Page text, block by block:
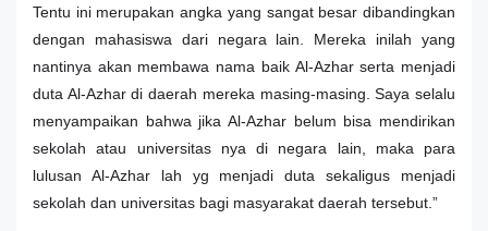
Tentu ini merupakan angka yang sangat besar dibandingkan
dengan mahasiswa dari negara lain. Mereka inilah yang
nantinya akan membawa nama baik Al-Azhar serta menjadi
duta Al-Azhar di daerah mereka masing-masing. Saya selalu
menyampaikan bahwa jika Al-Azhar belum bisa mendirikan
sekolah atau universitas nya di negara lain, maka para
lulusan Al-Azhar lah yg menjadi duta sekaligus menjadi
sekolah dan universitas bagi masyarakat daerah tersebut.”